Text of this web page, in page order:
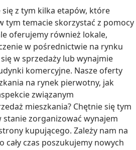
z tym kilka etapów, które
tym temacie skorzystać z pomocy
oferujemy również lokale,
w pośrednictwie na rynku
w sprzedaży lub wynajmie
komercyjne. Nasze oferty
na rynek pierwotny, jak
związanym
mieszkania? Chętnie się tym
stanie zorganizować wynajem
kupującego. Zależy nam na
czas poszukujemy nowych